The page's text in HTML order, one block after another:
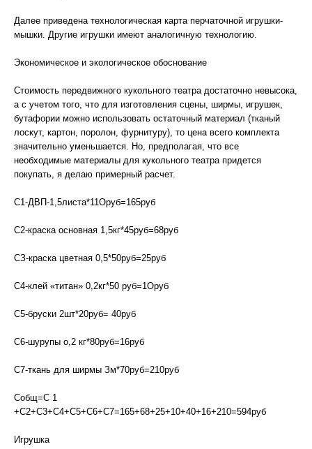
Далее приведена технологическая карта перчаточной игрушки-
мышки. Другие игрушки имеют аналогичную технологию.
Экономическое и экологическое обоснование
Стоимость передвижного кукольного театра достаточно невысока,
а с учетом того, что для изготовления сцены, ширмы, игрушек,
бутафории можно использовать остаточный материал (тканый
лоскут, картон, поролон, фурнитуру), то цена всего комплекта
значительно уменьшается. Но, предполагая, что все
необходимые материалы для кукольного театра придется
покупать, я делаю примерный расчет.
С1-ДВП-1,5листа*11Оруб=165руб
С2-краска основная 1,5кг*45руб=68руб
СЗ-краска цветная 0,5*50руб=25руб
С4-клей «титан» 0,2кг*50 руб=1Оруб
С5-бруски 2шт*20руб= 40руб
С6-шурупы о,2 кг*80руб=16руб
С7-ткань для ширмы Зм*70руб=210руб
Собщ=С 1
+С2+С3+С4+С5+С6+С7=165+68+25+10+40+16+210=594руб
Игрушка